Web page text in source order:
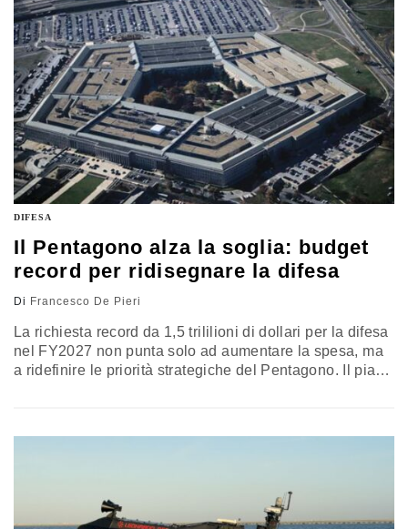
DIFESA
Il Pentagono alza la soglia: budget
record per ridisegnare la difesa
Di Francesco De Pieri
La richiesta record da 1,5 trililioni di dollari per la difesa
nel FY2027 non punta solo ad aumentare la spesa, ma
a ridefinire le priorità strategiche del Pentagono. Il piano